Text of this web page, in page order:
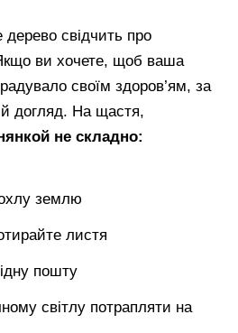
свідчить про
ви хочете, щоб ваша
своїм здоров’ям, за
догляд. На щастя,
не складно:
землю
листя
пошту
світлу потрапляти на